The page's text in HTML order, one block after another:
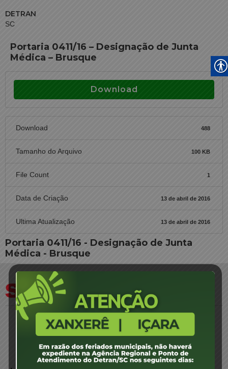
DETRAN
SC
Portaria 0411/16 – Designação de Junta
Médica – Brusque
Download
Download 488
Tamanho do Arquivo 100 KB
File Count 1
Data de Criação 13 de abril de 2016
Ultima Atualização 13 de abril de 2016
Portaria 0411/16 - Designação de Junta
Médica - Brusque